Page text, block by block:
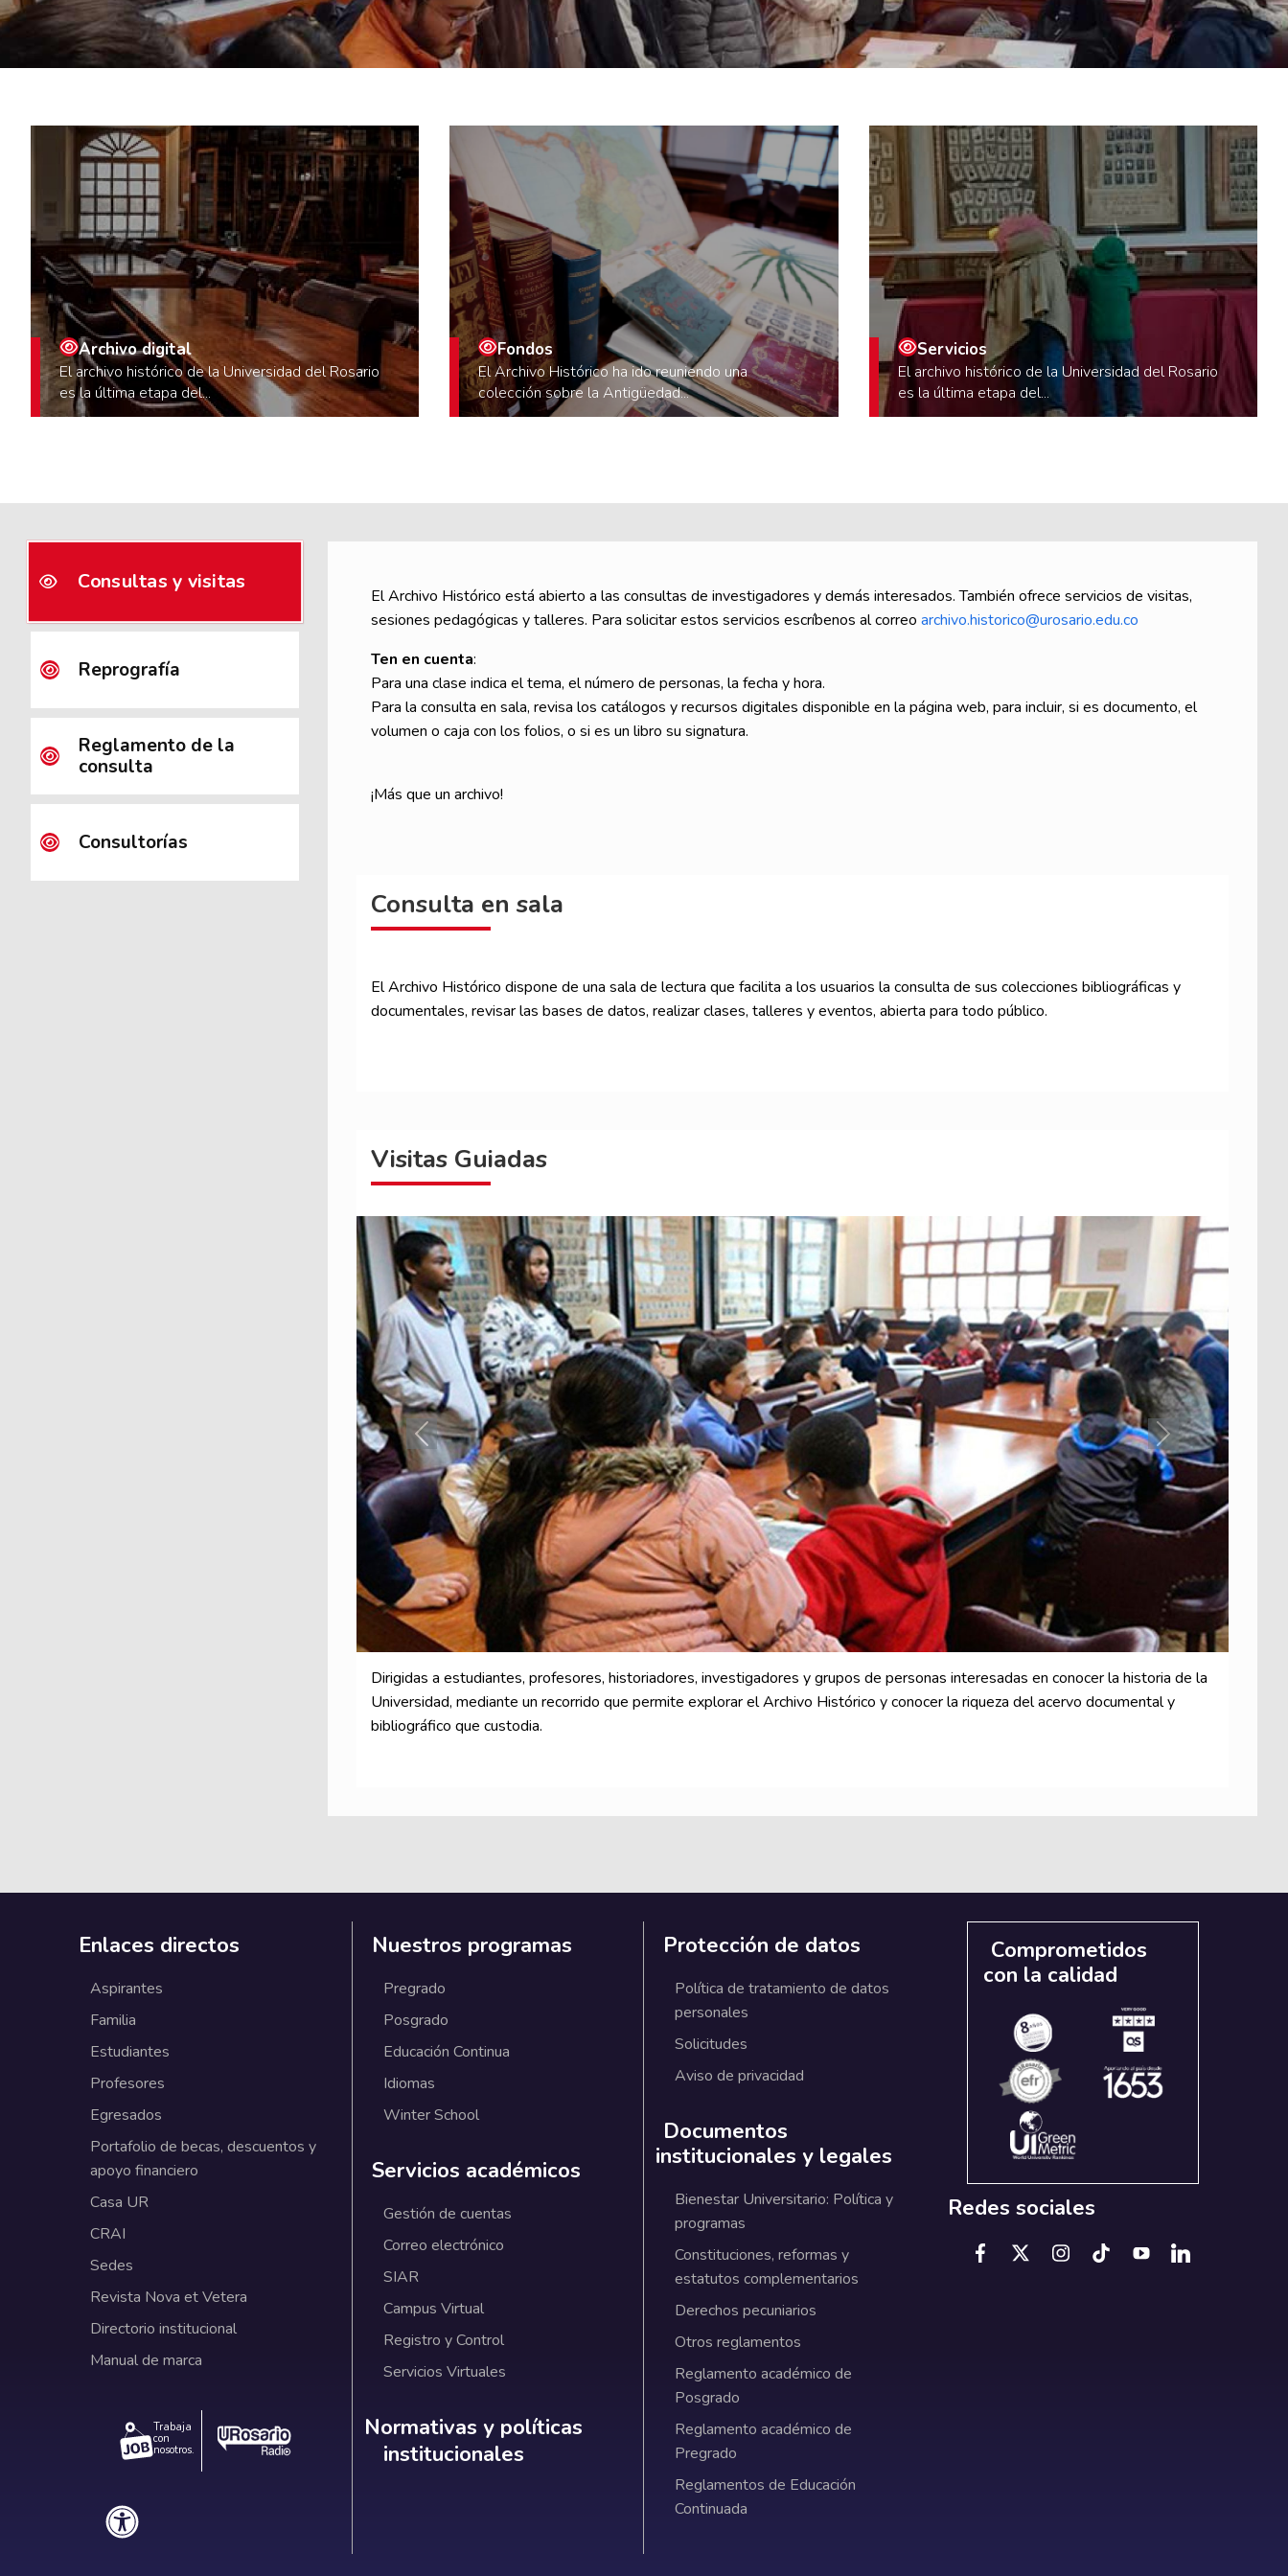
Archivo digital
El archivo histórico de la Universidad del Rosario
es la última etapa del...
Fondos
El Archivo Histórico ha ido reuniendo una
colección sobre la Antigüedad...
Servicios
El archivo histórico de la Universidad del Rosario
es la última etapa del...
Consultas y visitas
Reprografía
Reglamento de la
consulta
Consultorías
El Archivo Histórico está abierto a las consultas de investigadores y demás interesados. También ofrece servicios de visitas,
sesiones pedagógicas y talleres. Para solicitar estos servicios escríbenos al correo archivo.historico@urosario.edu.co
Ten en cuenta:
Para una clase indica el tema, el número de personas, la fecha y hora.
Para la consulta en sala, revisa los catálogos y recursos digitales disponible en la página web, para incluir, si es documento, el
volumen o caja con los folios, o si es un libro su signatura.
¡Más que un archivo!
Consulta en sala
El Archivo Histórico dispone de una sala de lectura que facilita a los usuarios la consulta de sus colecciones bibliográficas y
documentales, revisar las bases de datos, realizar clases, talleres y eventos, abierta para todo público.
Visitas Guiadas
Previous Next
Dirigidas a estudiantes, profesores, historiadores, investigadores y grupos de personas interesadas en conocer la historia de la
Universidad, mediante un recorrido que permite explorar el Archivo Histórico y conocer la riqueza del acervo documental y
bibliográfico que custodia.
Enlaces directos
Aspirantes
Familia
Estudiantes
Profesores
Egresados
Portafolio de becas, descuentos y
apoyo financiero
Casa UR
CRAI
Sedes
Revista Nova et Vetera
Directorio institucional
Manual de marca
Trabaja
con
nosotros.
Nuestros programas
Pregrado
Posgrado
Educación Continua
Idiomas
Winter School
Servicios académicos
Gestión de cuentas
Correo electrónico
SIAR
Campus Virtual
Registro y Control
Servicios Virtuales
Normativas y políticas institucionales
Normativas y políticas
institucionales
Protección de datos
Política de tratamiento de datos
personales
Solicitudes
Aviso de privacidad
Documentos
institucionales y legales
Bienestar Universitario: Política y
programas
Constituciones, reformas y
estatutos complementarios
Derechos pecuniarios
Otros reglamentos
Reglamento académico de
Posgrado
Reglamento académico de
Pregrado
Reglamentos de Educación
Continuada
Comprometidos
con la calidad
Redes sociales